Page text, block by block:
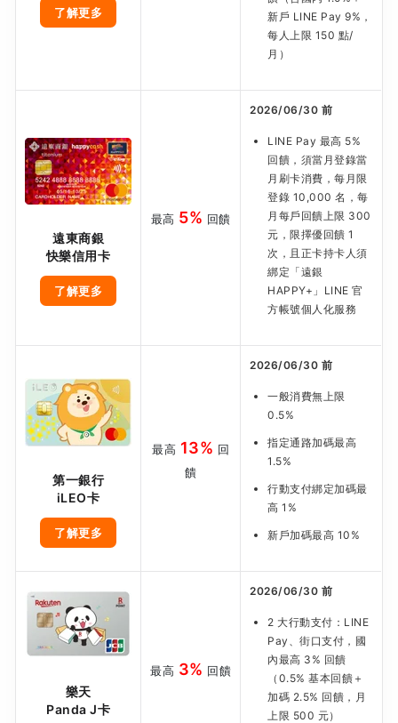
了解更多
新戶 LINE Pay 9%，
每人上限 150 點/
月）
遠東商銀
快樂信用卡
了解更多
最高 5% 回饋
2026/06/30 前
LINE Pay 最高 5%
回饋，須當月登錄當
月刷卡消費，每月限
登錄 10,000 名，每
月每戶回饋上限 300
元，限擇優回饋 1
次，且正卡持卡人須
綁定「遠銀
HAPPY+」LINE 官
方帳號個人化服務
第一銀行
iLEO卡
了解更多
最高 13% 回
饋
2026/06/30 前
一般消費無上限
0.5%
指定通路加碼最高
1.5%
行動支付綁定加碼最
高 1%
新戶加碼最高 10%
樂天
Panda J卡
最高 3% 回饋
2026/06/30 前
2 大行動支付：LINE
Pay、街口支付，國
內最高 3% 回饋
（0.5% 基本回饋＋
加碼 2.5% 回饋，月
上限 500 元）